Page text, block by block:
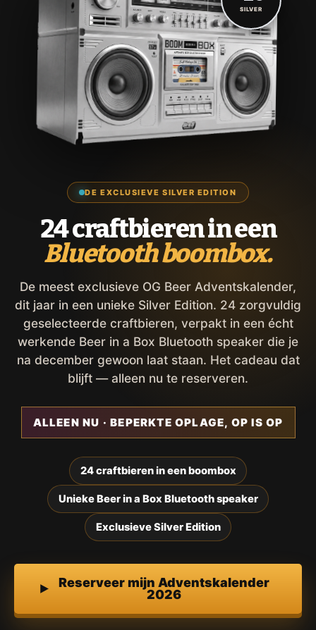
DE EXCLUSIEVE SILVER EDITION
24 craftbieren in een
Bluetooth boombox.
De meest exclusieve OG Beer Adventskalender,
dit jaar in een unieke Silver Edition. 24 zorgvuldig
geselecteerde craftbieren, verpakt in een écht
werkende Beer in a Box Bluetooth speaker die je
na december gewoon laat staan. Het cadeau dat
blijft — alleen nu te reserveren.
ALLEEN NU · BEPERKTE OPLAGE, OP IS OP
24 craftbieren in een boombox
Unieke Beer in a Box Bluetooth speaker
Exclusieve Silver Edition
Reserveer mijn Adventskalender
2026
SILVER